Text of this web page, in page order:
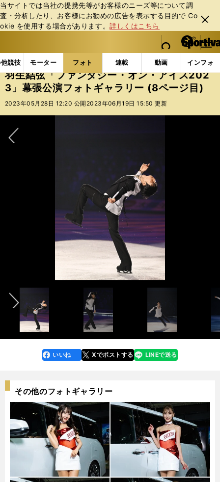
当サイトでは当社の提携先等がお客様のニーズ等について調
査・分析したり、お客様にお勧めの広告を表⽰する⽬的で Co
okie を使⽤する場合があります。詳しくはこちら
閉じ
る
web Sportiva (webスポルティーバ)
検索
マイペ
ー
ジ
メニュ
競技 モーター フォト 連載 動画 インフォ
b
ス
ポ
ル
バ
フォトギャラリー 羽生結弦「ファンタジー・オン・
羽生結弦「ファンタジー・オン・アイス202
3」幕張公演フォトギャラリー (8ページ目)
2023年05月28日 12:20 公開 2023年06月19日 15:50 更新
photo by Noto Sunao/Fantasy on Ice 2023
宮城公演フォトギャラリーを見る＞＞
新潟公演フォトギャラリーを見る＞＞
新潟公演フォトギャラリーを見る＞＞
宮城公演フォトギャラリーを見る＞＞
photo by Noto Sunao/Fantasy on Ice 2023
faceboo
k
いいね Xでポストする
line LINEで送る
その他のフォトギャラリー